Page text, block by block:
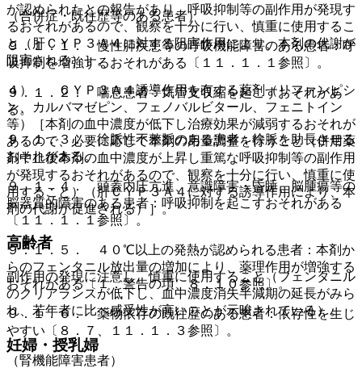
が認められたとの報告があり、呼吸抑制等の副作用が発現す
るおそれがあるので、観察を十分に行い、慎重に使用するこ
と（肝ＣＹＰ３Ａ４に対する阻害作用により、本剤の代謝が
阻害される）］。
４）． ＣＹＰ３Ａ４誘導作用を有する薬剤（リファンピシ
ン、カルバマゼピン、フェノバルビタール、フェニトイン
等）［本剤の血中濃度が低下し治療効果が減弱するおそれが
あるので、必要に応じて本剤の用量調整を行うこと（併用薬
剤中止後本剤の血中濃度が上昇し重篤な呼吸抑制等の副作用
が発現するおそれがあるので、観察を十分に行い、慎重に使
用すること）（肝ＣＹＰ３Ａ４に対する誘導作用により、本
剤の代謝が促進される）］。
高齢者
副作用の発現に注意し、慎重に使用すること（フェンタニル
のクリアランスが低下し、血中濃度消失半減期の延長がみら
れ、若年者に比べ感受性が高いことが示唆されている）。
妊婦・授乳婦
（合併症・既往歴等のある患者）
９．１．１． 慢性肺疾患等の呼吸機能障害のある患者：呼
吸抑制を増強するおそれがある〔１１．１．１参照〕。
９．１．２． 喘息患者：気管支収縮を起こすおそれがあ
る。
９．１．３． 徐脈性不整脈のある患者：徐脈を助長させる
おそれがある。
９．１．４． 頭蓋内圧亢進、意識障害・昏睡、脳腫瘍等の
脳器質的障害のある患者：呼吸抑制を起こすおそれがある
〔１１．１．１参照〕。
９．１．５． ４０℃以上の発熱が認められる患者：本剤か
らのフェンタニル放出量の増加により、薬理作用が増強する
おそれがある〔１．警告の項、８．１０参照〕。
９．１．６． 薬物依存の既往歴のある患者：依存性を生じ
やすい〔８．７、１１．１．３参照〕。
（腎機能障害患者）